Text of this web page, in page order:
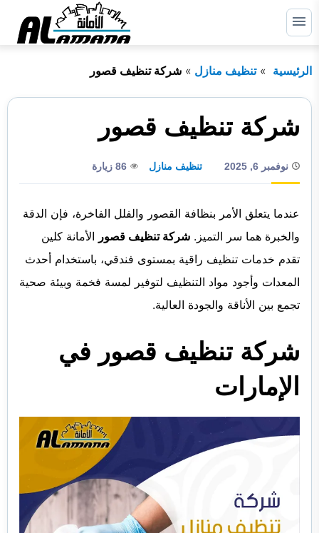
التجاوز
إلى القائمة
عن:
ابحث
الرئيسية
راس الخيمة
عجمان
أم القيوين
الرئيسية تنظيف منازل شركة تنظيف قصور
شركة تنظيف قصور
نوفمبر 6, 2025 تنظيف منازل 86 زيارة
عندما يتعلق الأمر بنظافة القصور والفلل الفاخرة، فإن الدقة
والخبرة هما سر التميز. شركة تنظيف قصور الأمانة كلين
تقدم خدمات تنظيف راقية بمستوى فندقي، باستخدام أحدث
المعدات وأجود مواد التنظيف لتوفير لمسة فخمة وبيئة صحية
تجمع بين الأناقة والجودة العالية.
شركة تنظيف قصور في
الإمارات